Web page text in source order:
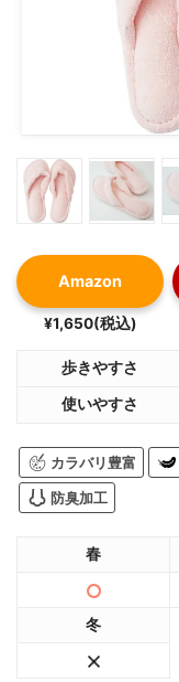
Amazon
¥1,650(税込)
歩きやすさ
使いやすさ
カラバリ豊富
防臭加工
春
冬